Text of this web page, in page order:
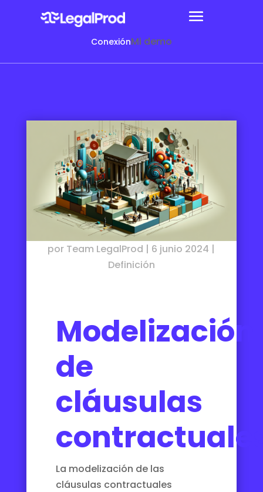
ConexiónMi demo
por Team LegalProd | 6 junio 2024 |
Definición
Modelización
de
cláusulas
La modelización de las
cláusulas contractuales